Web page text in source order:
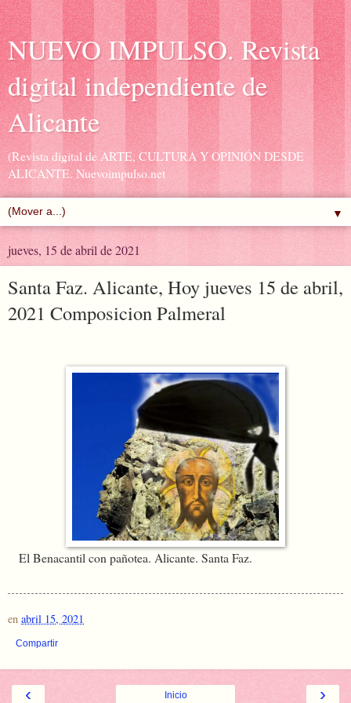
NUEVO IMPULSO. Revista
digital independiente de
Alicante
(Revista digital de ARTE, CULTURA Y OPINIÓN DESDE
ALICANTE. Nuevoimpulso.net
▼
jueves, 15 de abril de 2021
Santa Faz. Alicante, Hoy jueves 15 de abril,
2021 Composicion Palmeral
El Benacantil con pañotea. Alicante. Santa Faz.
en abril 15, 2021
Compartir
‹ ›
Inicio